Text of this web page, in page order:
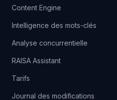
Content Engine
Intelligence des mots-clés
Analyse concurrentielle
RAISA Assistant
Tarifs
Journal des modifications